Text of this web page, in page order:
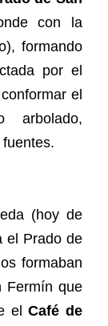
con la
formando
por el
el
(hoy de
el Prado de
formaban
Fermín que
elCafé de